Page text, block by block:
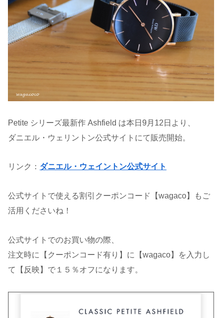
Petite シリーズ最新作 Ashfield は本日9月12日より、
ダニエル・ウェリントン公式サイトにて販売開始。
リンク： ダニエル・ウェイントン公式サイト
公式サイトで使える割引クーポンコード【wagaco】もご
活用くださいね！
公式サイトでのお買い物の際、
注文時に【クーポンコード有り】に【wagaco】を入力し
て【反映】で１５％オフになります。